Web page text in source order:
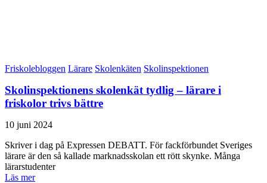
Friskolebloggen Lärare Skolenkäten Skolinspektionen
Skolinspektionens skolenkät tydlig – lärare i
friskolor trivs bättre
10 juni 2024
Skriver i dag på Expressen DEBATT. För fackförbundet Sveriges
lärare är den så kallade marknadsskolan ett rött skynke. Många
lärarstudenter
Läs mer